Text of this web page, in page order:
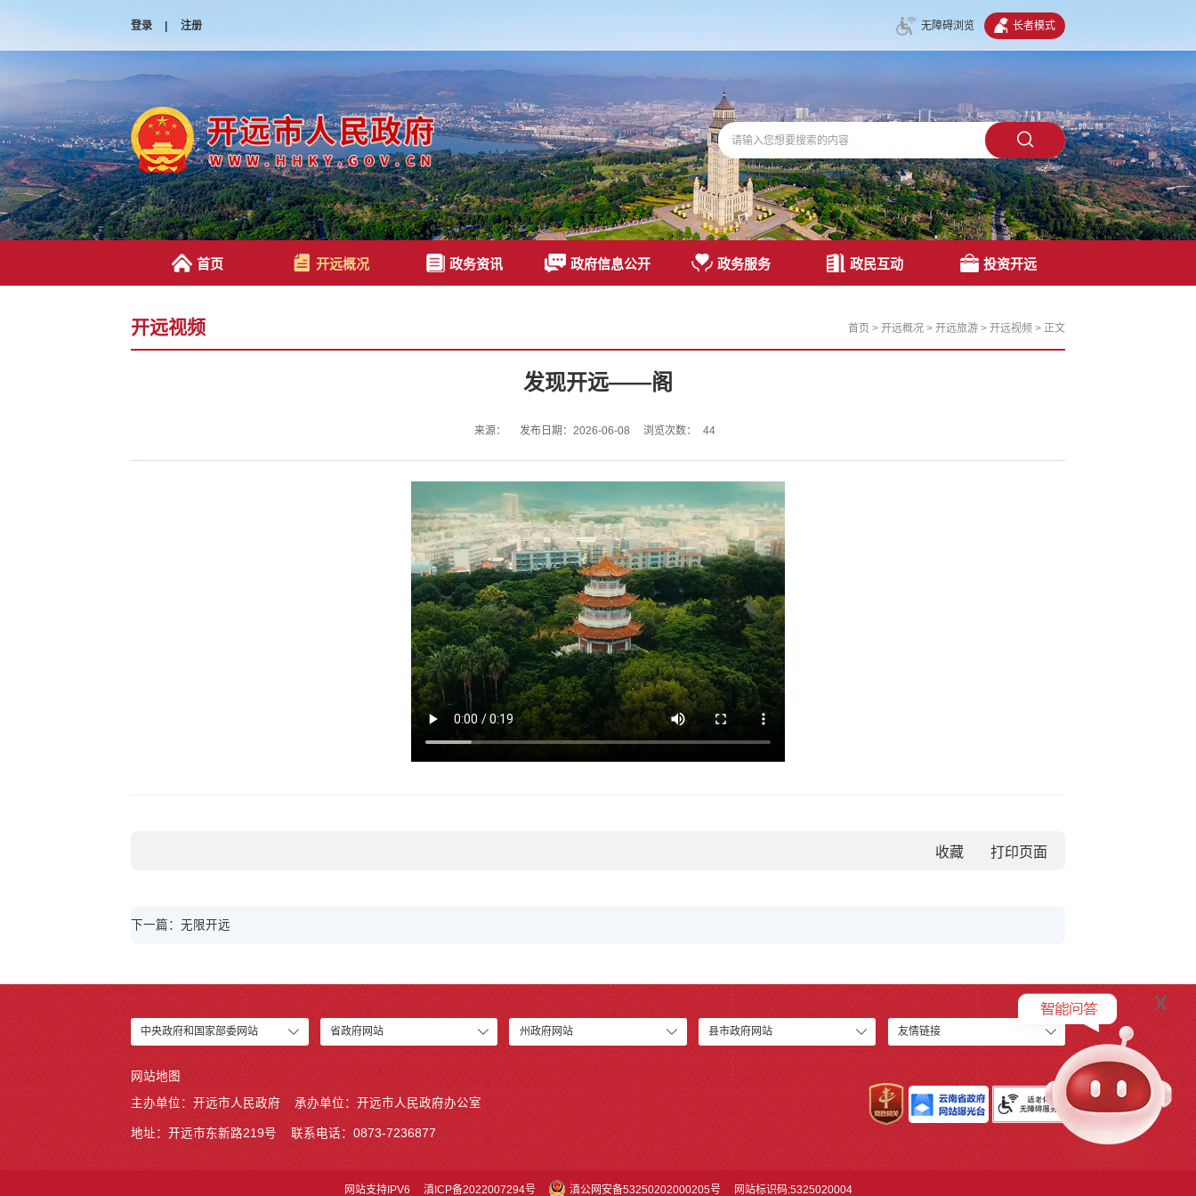
登录 | 注册 无障碍浏览 长者模式
首页 开远概况 政务资讯 政府信息公开 政务服务 政民互动 投资开远
开远视频 首页 > 开远概况 > 开远旅游 > 开远视频 > 正文
发现开远——阁
来源： 发布日期：2026-06-08 浏览次数： 44
收藏
下一篇：无限开远
中央政府和国家部委网站 省政府网站 州政府网站 县市政府网站 友情链接
网站地图
主办单位：开远市人民政府 承办单位：开远市人民政府办公室
地址：开远市东新路219号 联系电话：0873-7236877
网站支持IPV6 滇ICP备2022007294号 滇公网安备53250202000205号 网站标识码:5325020004
x